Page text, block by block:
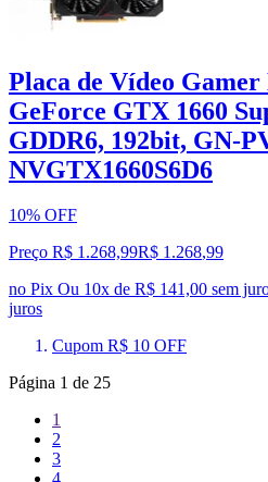
Placa de Vídeo
GeForce GTX 1660
GDDR6, 192bit, GN-
NVGTX1660S6D6
10% OFF
Preço R$ 1.268,99R$ 1.268,99
no Pix Ou 10x de R$ 141,00 sem
juros
Cupom R$ 10 OFF
Página 1 de 25
1
2
3